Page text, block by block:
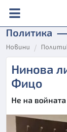
Политика
Новини
Нинова
Фицо
Не на